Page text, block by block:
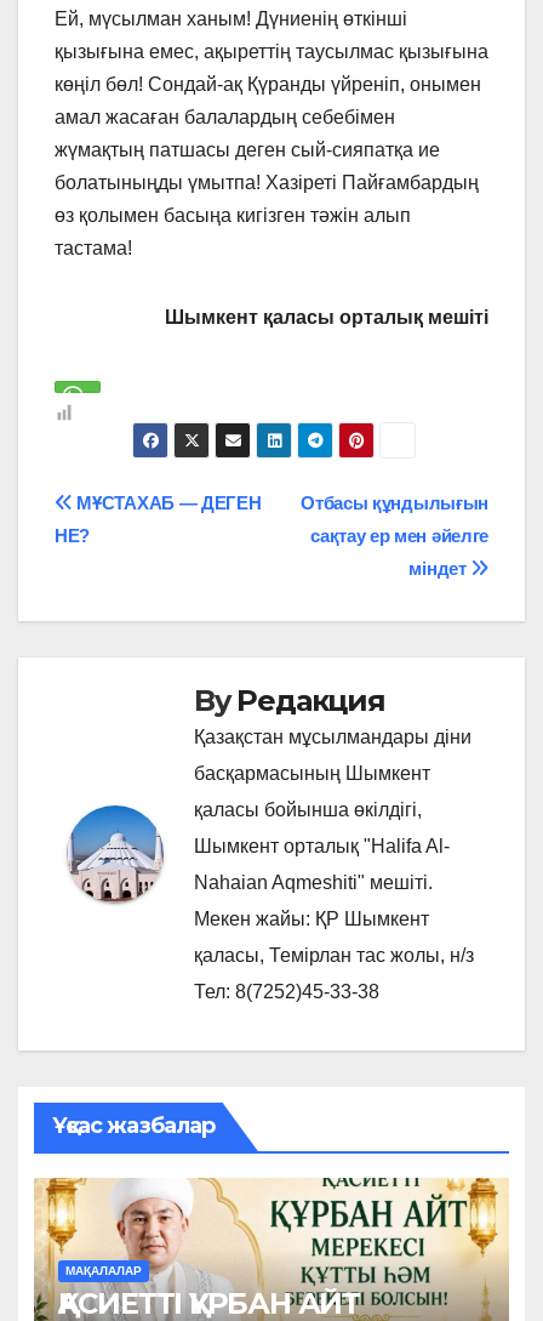
Ей, мүсылман ханым! Дүниенің өткінші
қызығына емес, ақыреттің таусылмас қызығына
көңіл бөл! Сондай-ақ Қүранды үйреніп, онымен
амал жасаған балалардың себебімен
жүмақтың патшасы деген сый-сияпатқа ие
болатыныңды үмытпа! Хазіреті Пайғамбардың
өз қолымен басыңа кигізген тәжін алып
тастама!
Шымкент қаласы орталық мешіті
Навигация
записям
Отбасы құндылығын
сақтау ер мен әйелге
міндет
МҰСТАХАБ — ДЕГЕН
НЕ?
ByРедакция
Қазақстан мұсылмандары діни
басқармасының Шымкент
қаласы бойынша өкілдігі,
Шымкент орталық "Halifa Al-
Nahaian Aqmeshiti" мешіті.
Мекен жайы: ҚР Шымкент
қаласы, Темірлан тас жолы, н/з
Тел: 8(7252)45-33-38
Ұқсас жазбалар
МАҚАЛАЛАР
ҚАСИЕТТІ ҚҰРБАН АЙТ